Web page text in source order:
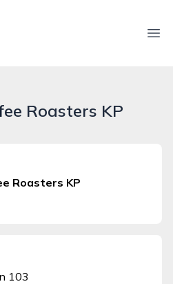
Roasters KP
Roasters KP
103